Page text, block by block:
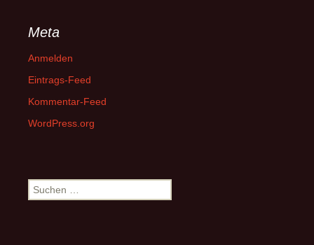
Meta
Anmelden
Eintrags-Feed
Kommentar-Feed
WordPress.org
Suchen
nach: